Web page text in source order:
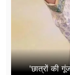
'छात्रों की